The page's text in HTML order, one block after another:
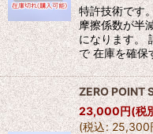
特許技術です
摩擦係数が半
になります。
で 在庫を確保
ZERO POINT
23,000円(税
(税込: 25,300